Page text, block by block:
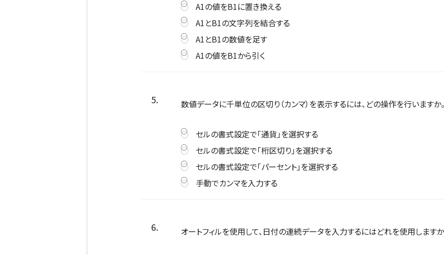
A1の値をB1に置き換える
A1とB1の文字列を結合する
A1とB1の数値を足す
A1の値をB1から引く
5. 数値データに千単位の区切り（カンマ）を表示するには、どの操作を行いますか
セルの書式設定で「通貨」を選択する
セルの書式設定で「桁区切り」を選択する
セルの書式設定で「パーセント」を選択する
手動でカンマを入力する
6. オートフィルを使用して、日付の連続データを入力するにはどれを使用しますか